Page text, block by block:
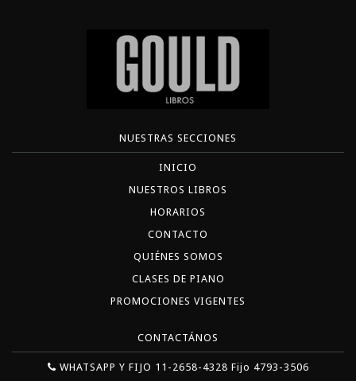
NUESTRAS SECCIONES
INICIO
NUESTROS LIBROS
HORARIOS
CONTACTO
QUIÉNES SOMOS
CLASES DE PIANO
PROMOCIONES VIGENTES
CONTACTÁNOS
WHATSAPP Y FIJO 11-2658-4328 Fijo 4793-3506